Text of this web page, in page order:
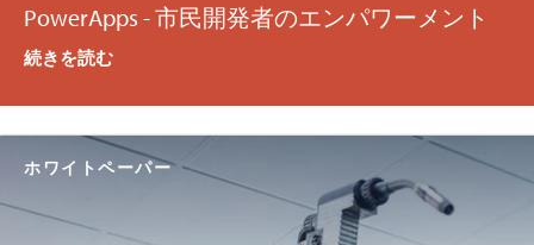
PowerApps - 市民開発者のエンパワーメント
続きを読む
ホワイトペーパー